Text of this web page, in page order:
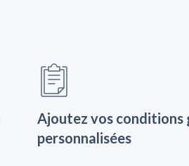
Ajoutez vos conditions
personnalisées